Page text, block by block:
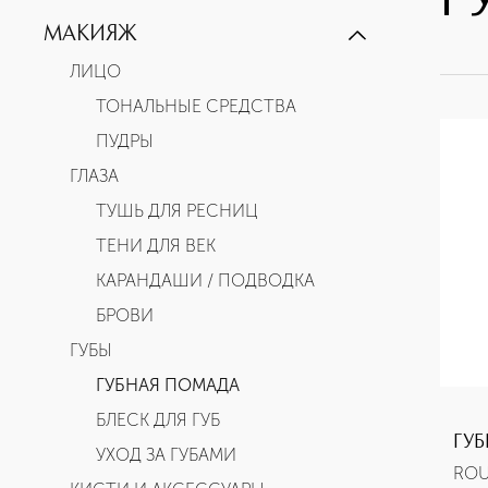
ЖЕНСКАЯ ПАРФЮМЕРИЯ
МАКИЯЖ
ЛИЦО
ТОНАЛЬНЫЕ СРЕДСТВА
ПУДРЫ
ГЛАЗА
ТУШЬ ДЛЯ РЕСНИЦ
ТЕНИ ДЛЯ ВЕК
КАРАНДАШИ / ПОДВОДКА
БРОВИ
ГУБЫ
ГУБНАЯ ПОМАДА
БЛЕСК ДЛЯ ГУБ
УХОД ЗА ГУБАМИ